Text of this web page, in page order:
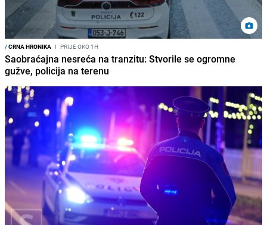
/CRNA HRONIKA I PRIJE OKO 1H
Saobraćajna nesreća na tranzitu: Stvorile se ogromne
gužve, policija na terenu